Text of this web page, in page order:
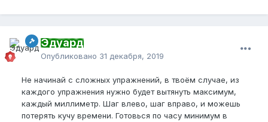
Эдуард
Опубликовано 31 декабря, 2019
Не начинай с сложных упражнений, в твоём случае, из
каждого упражнения нужно будет вытянуть максимум,
каждый миллиметр. Шаг влево, шаг вправо, и можешь
потерять кучу времени. Готовься по часу минимум в